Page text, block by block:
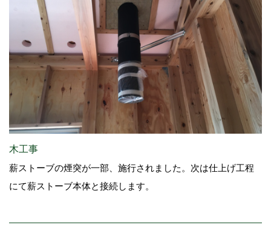
木工事
薪ストーブの煙突が一部、施行されました。次は仕上げ工程
にて薪ストーブ本体と接続します。